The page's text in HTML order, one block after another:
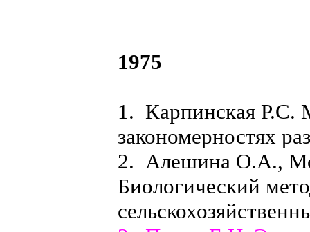
1975
1. Карпинская Р.С.
закономерностях
2. Алешина О.А.,
Биологический